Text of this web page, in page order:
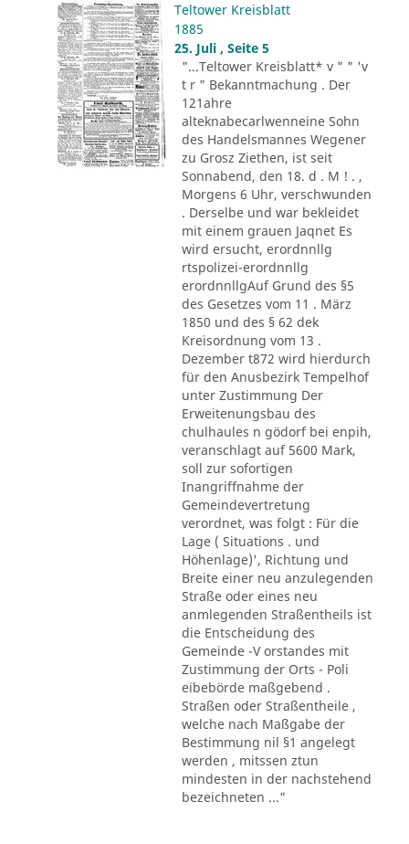
Teltower Kreisblatt
1885
25. Juli , Seite 5
"...Teltower Kreisblatt* v " " 'v
t r " Bekanntmachung . Der
121ahre
alteknabecarlwenneine Sohn
des Handelsmannes Wegener
zu Grosz Ziethen, ist seit
Sonnabend, den 18. d . M ! . ,
Morgens 6 Uhr, verschwunden
. Derselbe und war bekleidet
mit einem grauen Jaqnet Es
wird ersucht, erordnnllg
rtspolizei-erordnnllg
erordnnllgAuf Grund des §5
des Gesetzes vom 11 . März
1850 und des § 62 dek
Kreisordnung vom 13 .
Dezember t872 wird hierdurch
für den Anusbezirk Tempelhof
unter Zustimmung Der
Erweitenungsbau des
chulhaules n gödorf bei enpih,
veranschlagt auf 5600 Mark,
soll zur sofortigen
Inangriffnahme der
Gemeindevertretung
verordnet, was folgt : Für die
Lage ( Situations . und
Höhenlage)', Richtung und
Breite einer neu anzulegenden
Straße oder eines neu
anmlegenden Straßentheils ist
die Entscheidung des
Gemeinde -V orstandes mit
Zustimmung der Orts - Poli
eibebörde maßgebend .
Straßen oder Straßentheile ,
welche nach Maßgabe der
Bestimmung nil §1 angelegt
werden , mitssen ztun
mindesten in der nachstehend
bezeichneten ..."